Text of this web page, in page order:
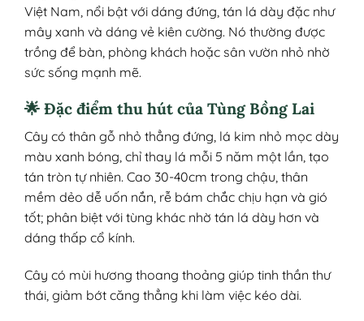
Việt Nam, nổi bật với dáng đứng, tán lá dày đặc như
mây xanh và dáng vẻ kiên cường. Nó thường được
trồng để bàn, phòng khách hoặc sân vườn nhỏ nhờ
sức sống mạnh mẽ.
🌟 Đặc điểm thu hút của Tùng Bồng Lai
Cây có thân gỗ nhỏ thẳng đứng, lá kim nhỏ mọc dày
màu xanh bóng, chỉ thay lá mỗi 5 năm một lần, tạo
tán tròn tự nhiên. Cao 30-40cm trong chậu, thân
mềm dẻo dễ uốn nắn, rễ bám chắc chịu hạn và gió
tốt; phân biệt với tùng khác nhờ tán lá dày hơn và
dáng thấp cổ kính.
Cây có mùi hương thoang thoảng giúp tinh thần thư
thái, giảm bớt căng thẳng khi làm việc kéo dài.